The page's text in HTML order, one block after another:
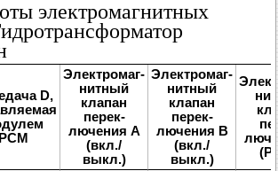
электромагнитных
D,
PCM
Электромаг-
нитный
клапан
перек-
лючения A
(вкл./
выкл.)
Электромаг-
нитный
клапан
перек-
лючения B
(вкл./
выкл.)